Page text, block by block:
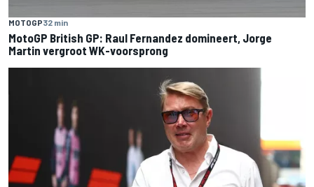
MOTOGP32 min
MotoGP British GP: Raul Fernandez domineert, Jorge
Martin vergroot WK-voorsprong